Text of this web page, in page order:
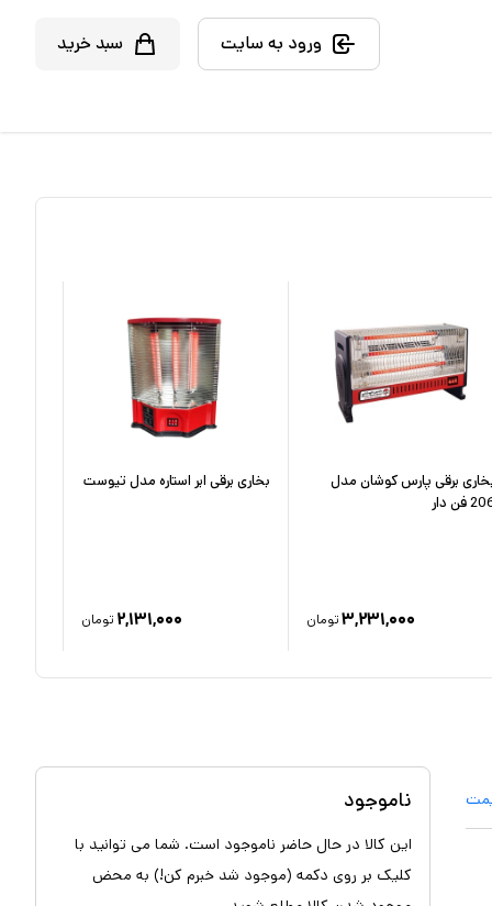
ورود به سایت سبد خرید
برقی پارس کوشان مدل
فن دار
۳,۲۳۱,۰۰۰تومان
بخاری برقی ابر استاره مدل تیوست
۲,۱۳۱,۰۰۰ تومان
ناموجود
این کالا در حال حاضر ناموجود است. شما می توانید با
کلیک بر روی دکمه (موجود شد خبرم کن!) به محض